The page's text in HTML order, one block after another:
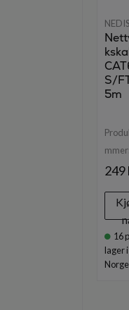
NEDIS
S/
5m
mmer:
249
16
lager i
Norge